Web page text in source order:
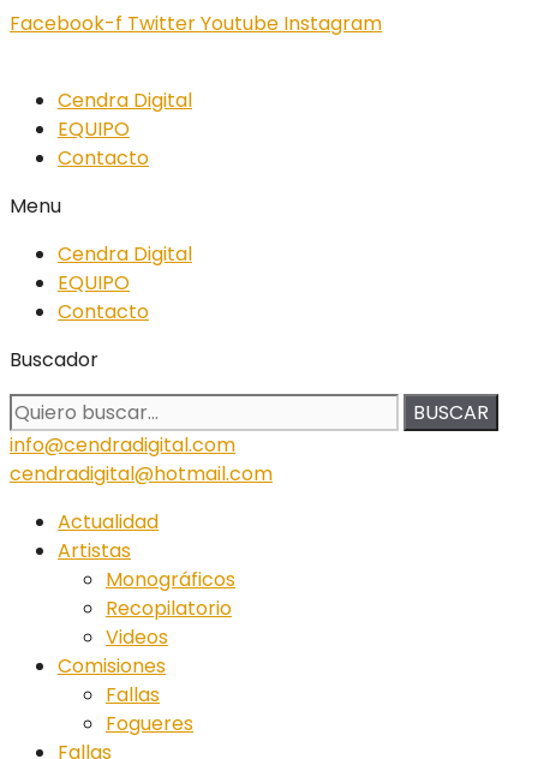
Facebook-f TwitterYoutube Instagram
Cendra Digital
EQUIPO
Contacto
Menu
Cendra Digital
EQUIPO
Contacto
Buscador
BUSCAR
info@cendradigital.com
cendradigital@hotmail.com
Actualidad
Artistas
Monográficos
Recopilatorio
Videos
Comisiones
Fallas
Fogueres
Fallas